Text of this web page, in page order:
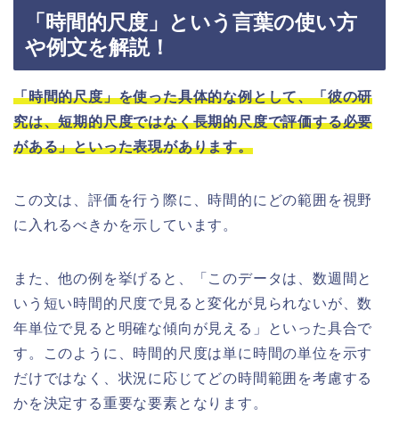
「時間的尺度」という言葉の使い方
や例文を解説！
「時間的尺度」を使った具体的な例として、「彼の研
究は、短期的尺度ではなく長期的尺度で評価する必要
がある」といった表現があります。
この文は、評価を行う際に、時間的にどの範囲を視野
に入れるべきかを示しています。
また、他の例を挙げると、「このデータは、数週間と
いう短い時間的尺度で見ると変化が見られないが、数
年単位で見ると明確な傾向が見える」といった具合で
す。このように、時間的尺度は単に時間の単位を示す
だけではなく、状況に応じてどの時間範囲を考慮する
かを決定する重要な要素となります。